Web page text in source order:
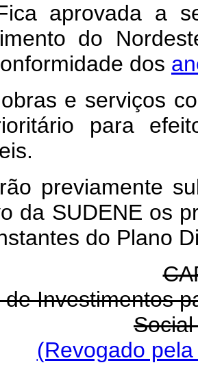
aprovada a
do
dos
e serviços
para
previamente
da SUDENE os
do Plano
Investimentos
(Revogado